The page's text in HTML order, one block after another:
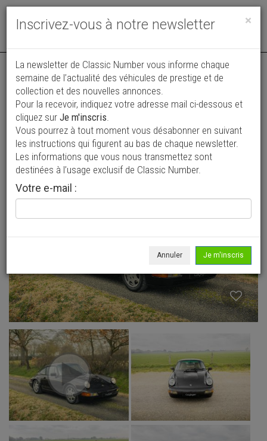
Toggle
Annonce actualisée le 06/07/2026 ( il y a 32 jours )
VENDUE Porsche 964 Carrera 4
74 900 €
1991 Coupé 194 300 km
×
Inscrivez-vous à notre newsletter
La newsletter de Classic Number vous informe chaque
semaine de l’actualité des véhicules de prestige et de
collection et des nouvelles annonces.
Pour la recevoir, indiquez votre adresse mail ci-dessous et
cliquez sur Je m'inscris.
Vous pourrez à tout moment vous désabonner en suivant
les instructions qui figurent au bas de chaque newsletter.
Les informations que vous nous transmettez sont
destinées à l’usage exclusif de Classic Number.
Votre e-mail :
Annuler Je m'inscris